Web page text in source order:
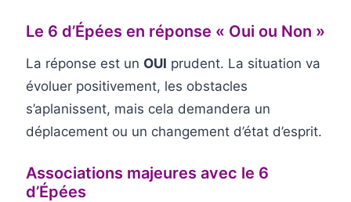
Le 6 d’Épées en réponse « Oui ou Non »
La réponse est un OUI prudent. La situation va
évoluer positivement, les obstacles
s’aplanissent, mais cela demandera un
déplacement ou un changement d’état d’esprit.
Associations majeures avec le 6
d’Épées